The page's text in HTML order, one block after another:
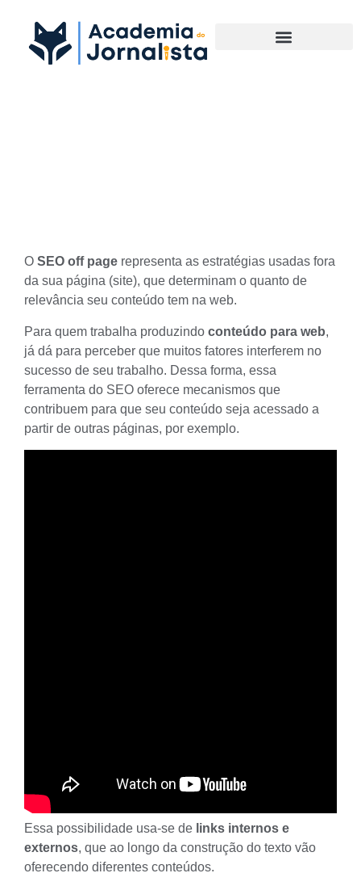
O SEO off page representa as estratégias usadas fora
da sua página (site), que determinam o quanto de
relevância seu conteúdo tem na web.
Para quem trabalha produzindo conteúdo para web,
já dá para perceber que muitos fatores interferem no
sucesso de seu trabalho. Dessa forma, essa
ferramenta do SEO oferece mecanismos que
contribuem para que seu conteúdo seja acessado a
partir de outras páginas, por exemplo.
Essa possibilidade usa-se de links internos e
externos, que ao longo da construção do texto vão
oferecendo diferentes conteúdos.